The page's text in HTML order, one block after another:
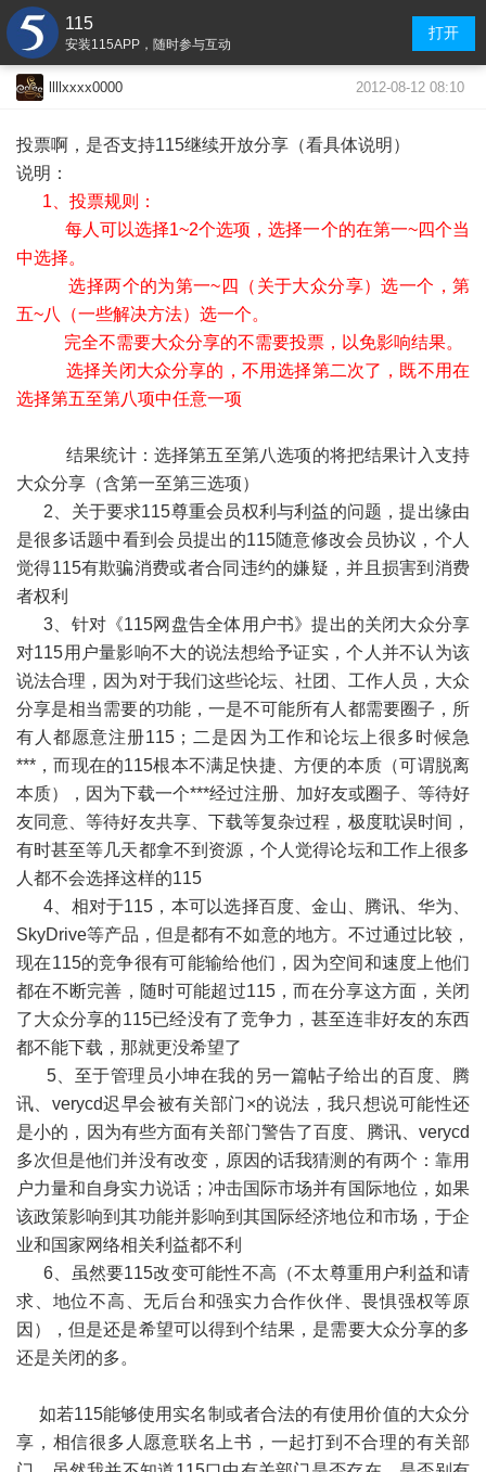
115
安装115APP，随时参与互动
打开
llllxxxx0000 2012-08-12 08:10
投票啊，是否支持115继续开放分享（看具体说明）
说明：
1、投票规则：
每人可以选择1~2个选项，选择一个的在第一~四个当
中选择。
选择两个的为第一~四（关于大众分享）选一个，第
五~八（一些解决方法）选一个。
完全不需要大众分享的不需要投票，以免影响结果。
选择关闭大众分享的，不用选择第二次了，既不用在
选择第五至第八项中任意一项
结果统计：选择第五至第八选项的将把结果计入支持
大众分享（含第一至第三选项）
2、关于要求115尊重会员权利与利益的问题，提出缘由
是很多话题中看到会员提出的115随意修改会员协议，个人
觉得115有欺骗消费或者合同违约的嫌疑，并且损害到消费
者权利
3、针对《115网盘告全体用户书》提出的关闭大众分享
对115用户量影响不大的说法想给予证实，个人并不认为该
说法合理，因为对于我们这些论坛、社团、工作人员，大众
分享是相当需要的功能，一是不可能所有人都需要圈子，所
有人都愿意注册115；二是因为工作和论坛上很多时候急
***，而现在的115根本不满足快捷、方便的本质（可谓脱离
本质），因为下载一个***经过注册、加好友或圈子、等待好
友同意、等待好友共享、下载等复杂过程，极度耽误时间，
有时甚至等几天都拿不到资源，个人觉得论坛和工作上很多
人都不会选择这样的115
4、相对于115，本可以选择百度、金山、腾讯、华为、
SkyDrive等产品，但是都有不如意的地方。不过通过比较，
现在115的竞争很有可能输给他们，因为空间和速度上他们
都在不断完善，随时可能超过115，而在分享这方面，关闭
了大众分享的115已经没有了竞争力，甚至连非好友的东西
都不能下载，那就更没希望了
5、至于管理员小坤在我的另一篇帖子给出的百度、腾
讯、verycd迟早会被有关部门×的说法，我只想说可能性还
是小的，因为有些方面有关部门警告了百度、腾讯、verycd
多次但是他们并没有改变，原因的话我猜测的有两个：靠用
户力量和自身实力说话；冲击国际市场并有国际地位，如果
该政策影响到其功能并影响到其国际经济地位和市场，于企
业和国家网络相关利益都不利
6、虽然要115改变可能性不高（不太尊重用户利益和请
求、地位不高、无后台和强实力合作伙伴、畏惧强权等原
因），但是还是希望可以得到个结果，是需要大众分享的多
还是关闭的多。
如若115能够使用实名制或者合法的有使用价值的大众分
享，相信很多人愿意联名上书，一起打到不合理的有关部